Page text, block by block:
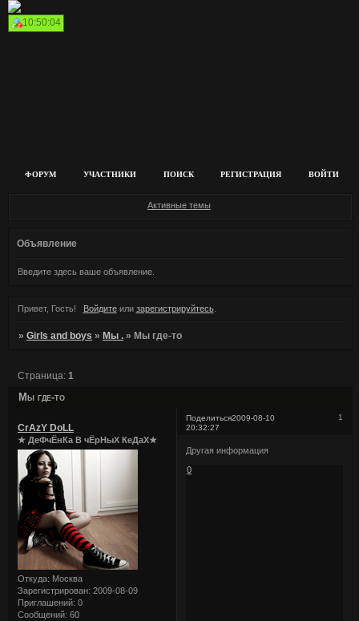
10:50:04
ФОРУМ УЧАСТНИКИ ПОИСК РЕГИСТРАЦИЯ ВОЙТИ
Активные темы
Объявление
Введите здесь ваше объявление.
Привет, Гость! Войдитеили зарегистрируйтесь.
»Girls and boys » Мы . » Мы где-то
Мы где-то
Страница:1
Поделиться 1
2009-08-10
20:32:27
CrAzY DoLL
★ ДеФчЁнКа В чЁрНыХ КеДаХ★
Откуда: Москва
Зарегистрирован: 2009-08-09
Приглашений: 0
Сообщений: 60
Другая информация
0